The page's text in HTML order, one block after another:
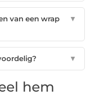
van een wrap
▼
▼
hem